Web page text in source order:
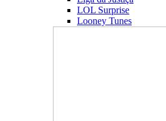
LOL Surprise
Looney Tunes